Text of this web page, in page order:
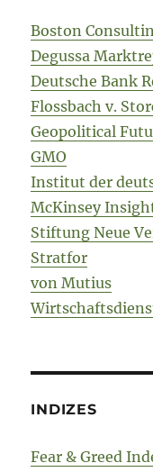
Boston
Degussa
Deutsche Bank
Flossbach v.
Geopolitical
GMO
Institut der
McKinsey
Stiftung Neue
Stratfor
von Mutius
INDIZES
Fear & Greed